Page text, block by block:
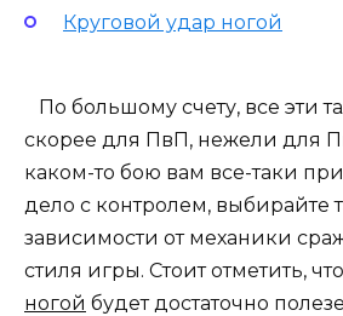
Круговой удар ногой
По большому счету, все эти
скорее для ПвП, нежели для
каком-то бою вам все-таки
дело с контролем, выбирайте
зависимости от механики
стиля игры. Стоит отметить, что
ногой будет достаточно